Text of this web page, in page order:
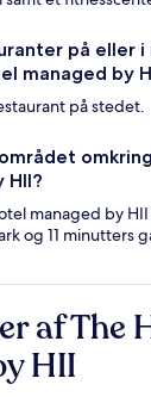
på eller
managed by
på stedet.
HII?
managed by
og 11 minutters
af The
HII